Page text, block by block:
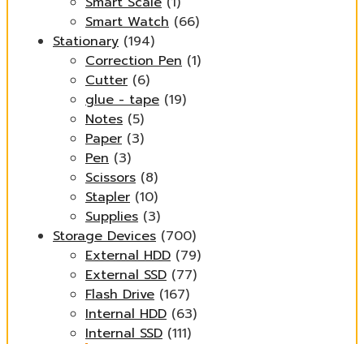
Smart Watch (66)
Stationary (194)
Correction Pen (1)
Cutter (6)
glue - tape (19)
Notes (5)
Paper (3)
Pen (3)
Scissors (8)
Stapler (10)
Supplies (3)
Storage Devices (700)
External HDD (79)
External SSD (77)
Flash Drive (167)
Internal HDD (63)
Internal SSD (111)